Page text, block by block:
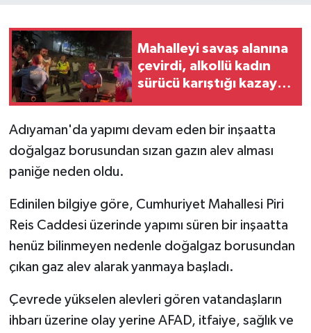
Mahalleyi savaş alanına
çevirdi, alkollü kadın
sürücü karıştığı kazayı
Adıyaman'da yapımı devam eden bir inşaatta
doğalgaz borusundan sızan gazın alev alması
paniğe neden oldu.
Edinilen bilgiye göre, Cumhuriyet Mahallesi Piri
Reis Caddesi üzerinde yapımı süren bir inşaatta
henüz bilinmeyen nedenle doğalgaz borusundan
çıkan gaz alev alarak yanmaya başladı.
Çevrede yükselen alevleri gören vatandaşların
ihbarı üzerine olay yerine AFAD, itfaiye, sağlık ve